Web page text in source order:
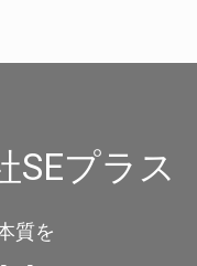
SEプラス
質を